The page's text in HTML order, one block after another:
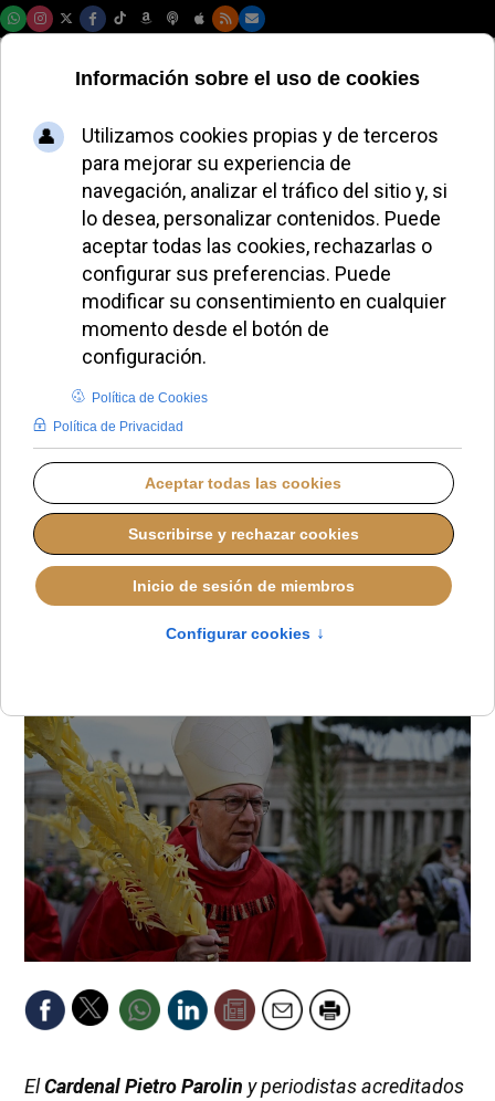
El cardenal Pietro
Parolin denuncia
ataques a
periodistas y
advierte sobre el
deterioro de la
libertad de prensa
en Italia
ElCardenal Pietro Parolin y periodistas acreditados